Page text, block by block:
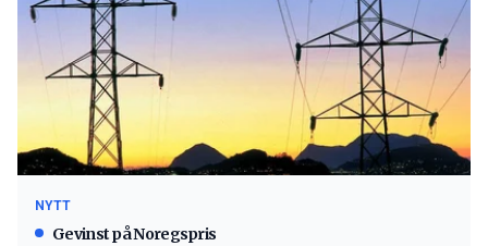
NYTT
Gevinst på Noregspris